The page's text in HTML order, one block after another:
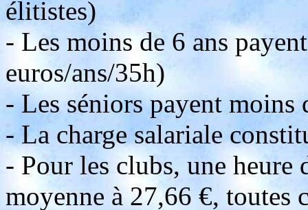
élitistes)
- Les moins de 6 ans
euros/ans/35h)
- Les séniors payent moins
- La charge salariale
- Pour les clubs, une heure
moyenne à 27,66 €, toutes